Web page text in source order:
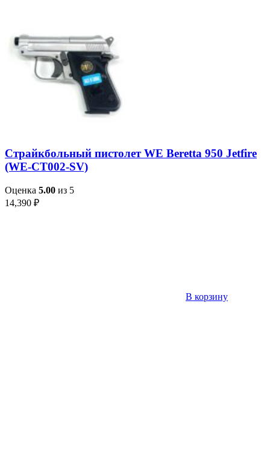
Страйкбольный пистолет WE Beretta 950 Jetfire
(WE-CT002-SV)
Оценка 5.00 из 5
14,390 ₽
В корзину